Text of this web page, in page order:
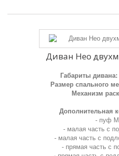
Диван Нео
Габариты дивана:
Размер спального
Механизм
Дополнительная
- пуф
- малая часть с
- малая часть с
- прямая часть с